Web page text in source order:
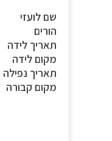
שם לועזי
הורים
תאריך לידה
מקום לידה
תאריך נפילה
מקום קבורה